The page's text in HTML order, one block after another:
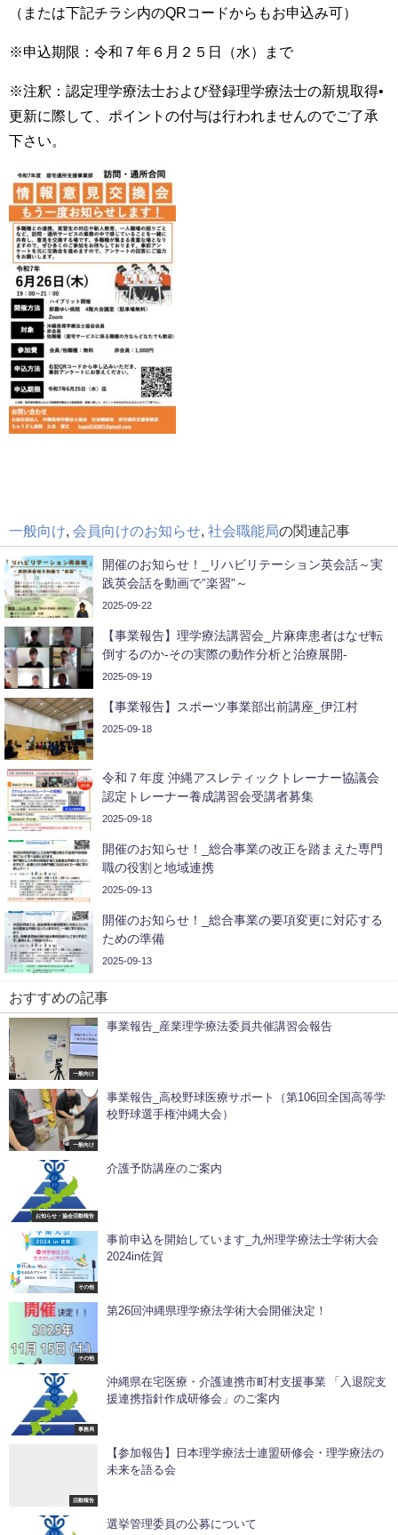
（または下記チラシ内のQRコードからもお申込み可）
※申込期限：令和７年６月２５日（水）まで
※注釈：認定理学療法士および登録理学療法士の新規取得•
更新に際して、ポイントの付与は行われませんのでご了承
下さい。
一般向け 会員向けのお知らせ 社会職能局の関連記事
開催のお知らせ！_リハビリテーション英会話～実
践英会話を動画で”楽習”～
2025-09-22
【事業報告】理学療法講習会_片麻痺患者はなぜ転
倒するのか-その実際の動作分析と治療展開-
2025-09-19
【事業報告】スポーツ事業部出前講座_伊江村
2025-09-18
令和７年度 沖縄アスレティックトレーナー協議会
認定トレーナー養成講習会受講者募集
2025-09-18
開催のお知らせ！_総合事業の改正を踏まえた専門
職の役割と地域連携
2025-09-13
開催のお知らせ！_総合事業の要項変更に対応する
ための準備
2025-09-13
おすすめの記事
一般向け
事業報告_産業理学療法委員共催講習会報告
一般向け
事業報告_高校野球医療サポート（第106回全国高等学
校野球選手権沖縄大会）
お知らせ・協会活動報告
介護予防講座のご案内
その他
事前申込を開始しています_九州理学療法士学術大会
2024in佐賀
その他
第26回沖縄県理学療法学術大会開催決定！
事務局
沖縄県在宅医療・介護連携市町村支援事業 「入退院支
援連携指針作成研修会」のご案内
活動報告
【参加報告】日本理学療法士連盟研修会・理学療法の
未来を語る会
選挙管理委員の公募について